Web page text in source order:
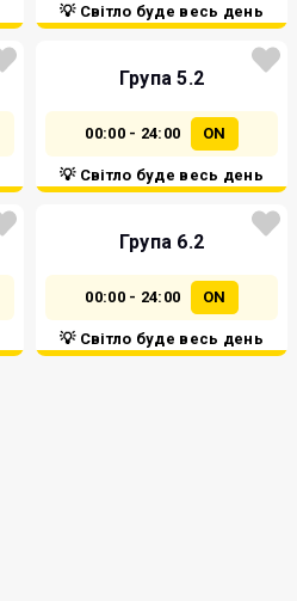
💡 Світло буде весь день
Група 5.2
00:00 - 24:00 ON
💡 Світло буде весь день
Група 6.2
00:00 - 24:00 ON
💡 Світло буде весь день